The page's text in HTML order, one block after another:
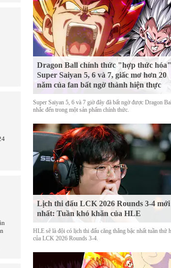
Dragon Ball chính thức "hợp thức hóa"
Super Saiyan 5, 6 và 7, giấc mơ hơn 20
năm của fan bất ngờ thành hiện thực
Super Saiyan 5, 6 và 7 giờ đây đã bất ngờ được Dragon
nhắc đến trong một sản phẩm chính thức.
Lịch thi đấu LCK 2026 Rounds 3-4 mới
nhất: Tuần khó khăn của HLE
HLE sẽ là đội có lịch thi đấu căng thẳng bậc nhất tuần thứ
của LCK 2026 Rounds 3-4.